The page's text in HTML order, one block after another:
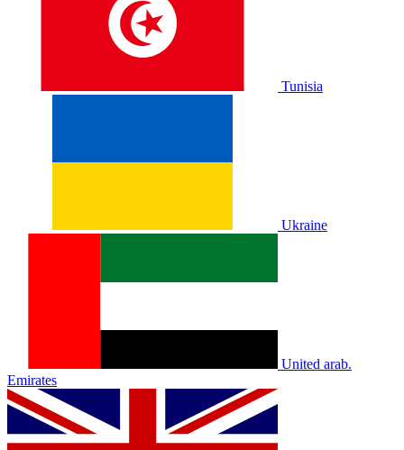
Tunisia
Ukraine
United arab.
Emirates